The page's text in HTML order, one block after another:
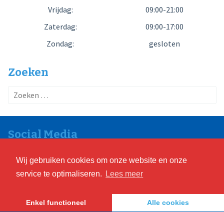
Wij gebruiken cookies om onze website en onze
service te optimaliseren.
Lees meer
Enkel functioneel Alle cookies
Vrijdag:
09:00-21:00
Zaterdag:
09:00-17:00
Zondag:
gesloten
Zoeken
Zoeken
Social Media
© 2018De Computerkrakers B.V.